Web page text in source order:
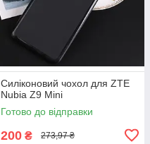
Силіконовий чохол для ZTE
Nubia Z9 Mini
Готово до відправки
200 ₴ 273,97 ₴